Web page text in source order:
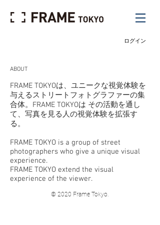
ログイン
ABOUT
FRAME TOKYOは、ユニークな視覚体験を
与えるストリートフォトグラファーの集
合体。FRAME TOKYOは その活動を通し
て、写真を見る人の視覚体験を拡張す
る。
FRAME TOKYO is a group of street
photographers who give a unique visual
experience.
FRAME TOKYO extend the visual
experience of the viewer.
© 2020 Frame Tokyo.